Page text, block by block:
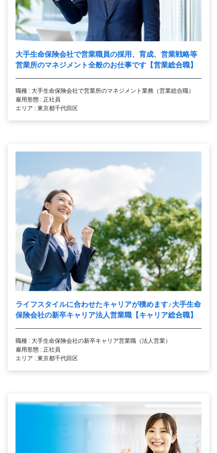
大手生命保険会社で営業職員の採用、育成、営業戦略等
営業所のマネジメント全般のお仕事です【営業総合職】
職種 : 大手生命保険会社で営業所のマネジメント業務（営業総合職）
雇用形態 : 正社員
エリア : 東京都千代田区
ライフスタイルに合わせたキャリアが積めます♪大手生命
保険会社の新卒キャリア法人営業職【キャリア総合職】
職種 : 大手生命保険会社の新卒キャリア営業職（法人営業）
雇用形態 : 正社員
エリア : 東京都千代田区